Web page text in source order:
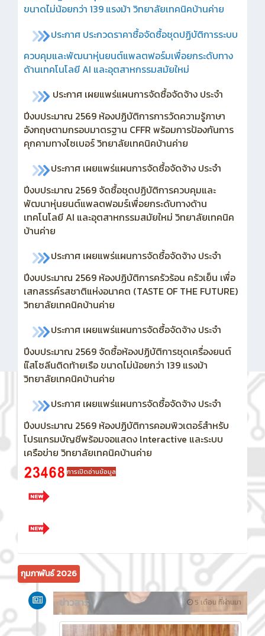
ขนาดไม่น้อยกว่า 139 แรงม้า วิทยาลัยเทคนิคบ้านค่าย
ประกาศ ประกวดราคาซื้อจัดซื้อชุดปฏิบัติการระบบ
ควบคุมและพัฒนาหุ่นยนต์แพลตฟอร์มเพื่อยกระดับทาง
ด้านเทคโนโลยี AI และอุตสาหกรรมสมัยใหม่
ประกาศ เผยแพร่แผนการจัดซื้อจัดจ้าง ประจำ
ปีงบประมาณ 2569 ห้องปฏิบัติการการวัดความรู้ภาษา
อังกฤษตามกรอบมาตรฐาน CFFR พร้อมการป้องกันการ
คุกคามทางไซเบอร์ วิทยาลัยเทคนิคบ้านค่าย
ประกาศ เผยแพร่แผนการจัดซื้อจัดจ้าง ประจำ
ปีงบประมาณ 2569จัดซื้อชุดปฏิบัติการควบคุมและ
พัฒนาหุ่นยนต์แพลตฟอมร์เพื่อยกระดับทางด้าน
เทคโนโลยี AI และอุตสาหกรรมสมัยใหม่ วิทยาลัยเทคนิค
บ้านค่าย
ประกาศ เผยแพร่แผนการจัดซื้อจัดจ้าง ประจำ
ปีงบประมาณ 2569 ห้องปฏิบัติการครัวร้อน ครัวเย็น เพื่อ
เสกสรรค์รสชาติแห่งอนาคต (TASTE OF THE FUTURE)
วิทยาลัยเทคนิคบ้านค่าย
ประกาศ เผยแพร่แผนการจัดซื้อจัดจ้าง ประจำ
ปีงบประมาณ 2569จัดซื้อห้องปฏิบัติการชุดเครื่องยนต์
แ๊สโซลีนติดท้ายเรือ ขนาดไม่น้อยกว่า 139 แรงม้า
วิทยาลัยเทคนิคบ้านค่าย
ประกาศ เผยแพร่แผนการจัดซื้อจัดจ้าง ประจำ
ปีงบประมาณ 2569 ห้องปฏิบัติการคอมพิวเตอร์สำหรับ
โปรแกรมบัญชีพร้อมจอแสดง lnteractive และระบบ
เครือข่าย วิทยาลัยเทคนิคบ้านค่าย
การเปิดอ่านข้อมูล
กุมภาพันธ์ 2026
5 เดือน ที่ผ่านมา
ข่าวสาร